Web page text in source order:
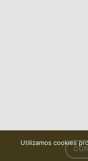
Utilizamos cookies